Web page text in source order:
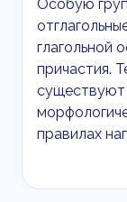
Особую
глагольной
причастия.
существуют
правилах